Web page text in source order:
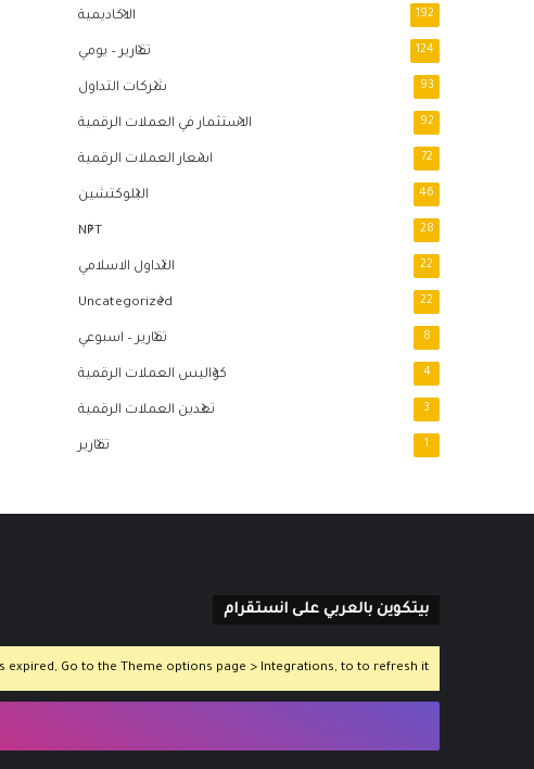
الاكاديمية 192
تقارير – يومي 124
شركات التداول 93
الاستثمار في العملات الرقمية 92
اسعار العملات الرقمية 72
البلوكتشين 46
NFT 28
التداول الاسلامي 22
Uncategorized 22
تقارير – اسبوعي 8
كواليس العملات الرقمية 4
تعدين العملات الرقمية 3
تقارير 1
بيتكوين بالعربي على انستقرام
expired, Go to the Theme options page > Integrations, to to refresh it.